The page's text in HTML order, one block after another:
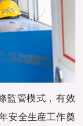
監管模式，有效
安全生産工作奠